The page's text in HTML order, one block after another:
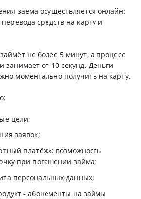
заема осуществляется онлайн:
средств на карту и
не более 5 минут, а процесс
занимает от 10 секунд. Деньги
моментально получить на карту.
цели;
заявок;
платёж»: возможность
при погашении займа;
персональных данных;
- абонементы на займы